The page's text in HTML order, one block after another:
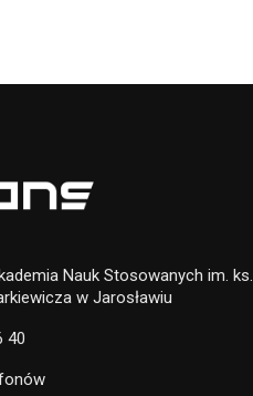
Nauk Stosowanych im. ks.
w Jarosławiu
40